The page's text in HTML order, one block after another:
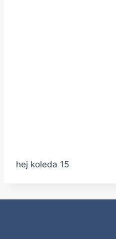
hej koleda 15